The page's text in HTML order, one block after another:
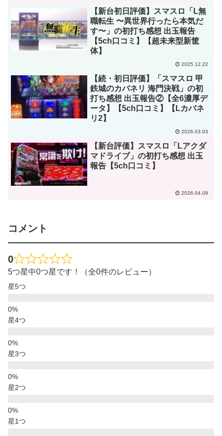
【新台初日評価】スマスロ「L無
職転生 〜異世界行ったら本気だ
す〜」の初打ち感想 出玉報告
【5ch口コミ】【超未来型新筐
体】
2025.12.22
【続・初日評価】「スマスロ 甲
鉄城のカバネリ 海門決戦」の初
打ち感想 出玉報告②【全6濃厚デ
ータ】【5ch口コミ】【Lカバネ
リ2】
2026.03.03
【新台評価】スマスロ「Lアクダ
マドライブ」の初打ち感想 出玉
報告【5ch口コミ】
2026.04.09
コメント
0
5つ星中0つ星です！（全0件のレビュー）
星5つ
星4つ
星3つ
星2つ
星1つ